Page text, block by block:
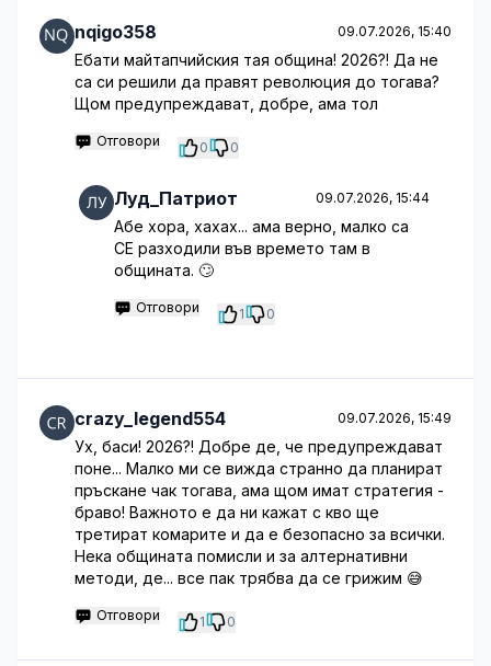
nqigo358 09.07.2026, 15:40
Ебати майтапчийския тая община! 2026?! Да не
са си решили да правят революция до тогава?
Щом предупреждават, добре, ама тол
Отговори 0 0
Луд_Патриот 09.07.2026, 15:44
Абе хора, хахах... ама верно, малко са
СЕ разходили във времето там в
общината. 🙄
Отговори 1 0
crazy_legend554 09.07.2026, 15:49
Ух, баси! 2026?! Добре де, че предупреждават
поне... Малко ми се вижда странно да планират
пръскане чак тогава, ама щом имат стратегия -
браво! Важното е да ни кажат с кво ще
третират комарите и да е безопасно за всички.
Нека общината помисли и за алтернативни
методи, де... все пак трябва да се грижим 😅
Отговори 1 0